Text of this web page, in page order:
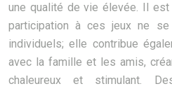
une qualité de vie élevée. Il
participation à ces jeux ne
individuels; elle contribue
avec la famille et les amis,
chaleureux et stimulant.